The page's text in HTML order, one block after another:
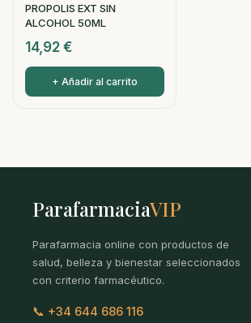
PROPOLIS EXT SIN
ALCOHOL 50ML
14,92 €
+ Añadir al carrito
ParafarmaciaVIP
Parafarmacia online con productos de
salud, belleza y bienestar seleccionados
con criterio farmacéutico.
📞 +34 644 686 116